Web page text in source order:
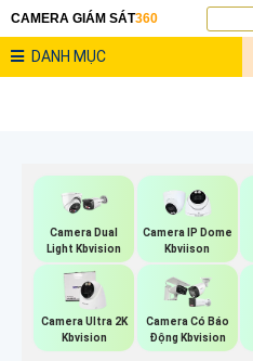
CAMERA GIÁM SÁT360
DANH MỤC
Camera Dual
Light Kbvision
Camera IP Dome
Kbviison
Camera Ultra 2K
Kbvision
Camera Có Báo
Động Kbvision